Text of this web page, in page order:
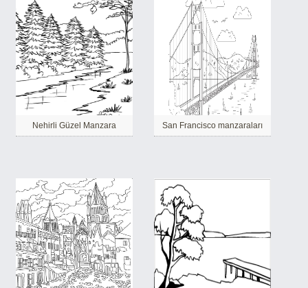
Nehirli Güzel Manzara San Francisco manzaraları